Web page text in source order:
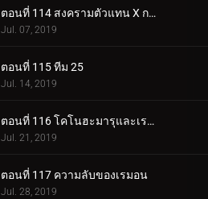
ตอนที่ 114 สงครามตัวแทน X การ์ด!
Jul. 07, 2019
ตอนที่ 115 ทีม 25
Jul. 14, 2019
ตอนที่ 116 โคโนฮะมารุและเรมอน
Jul. 21, 2019
ตอนที่ 117 ความลับของเรมอน
Jul. 28, 2019